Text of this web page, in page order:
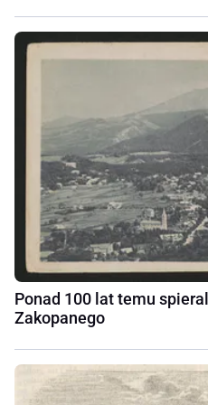
Ponad 100 lat temu
Zakopanego